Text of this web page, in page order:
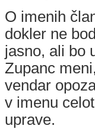
O imenih
dokler ne
jasno, ali bo
Zupanc
vendar
v imenu
uprave.